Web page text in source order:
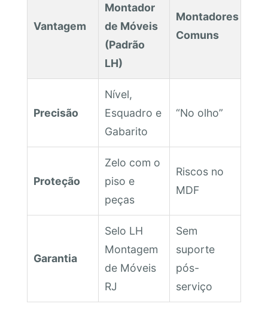
Vantagem
Montador
de Móveis
(Padrão
LH)
Montadores
Comuns
Precisão
Nível,
Esquadro e
Gabarito
“No olho”
Proteção
Zelo com o
piso e
peças
Riscos no
MDF
Garantia
Selo LH
Montagem
de Móveis
RJ
Sem
suporte
pós-
serviço